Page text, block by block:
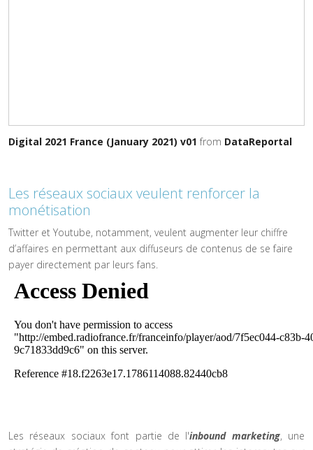
Digital 2021 France (January 2021) v01 from DataReportal
Les réseaux sociaux veulent renforcer la
monétisation
Twitter et Youtube, notamment, veulent augmenter leur chiffre
d’affaires en permettant aux diffuseurs de contenus de se faire
payer directement par leurs fans.
Les réseaux sociaux font partie de l'inbound marketing, une